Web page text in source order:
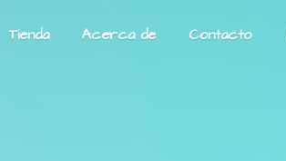
Tienda Acerca de Contacto